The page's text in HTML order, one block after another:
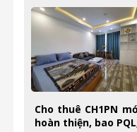
Cho thuê CH1PN
hoàn thiện, bao